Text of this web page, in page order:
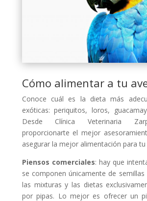
Cómo alimentar a tu
Conoce cuál es la dieta más
exóticas: periquitos, loros,
Desde Clínica Veterinaria
proporcionarte el mejor
asegurar la mejor alimentación para
Piensos comerciales: hay que
se componen únicamente de
las mixturas y las dietas
por pipas. Lo mejor es ofrecer un